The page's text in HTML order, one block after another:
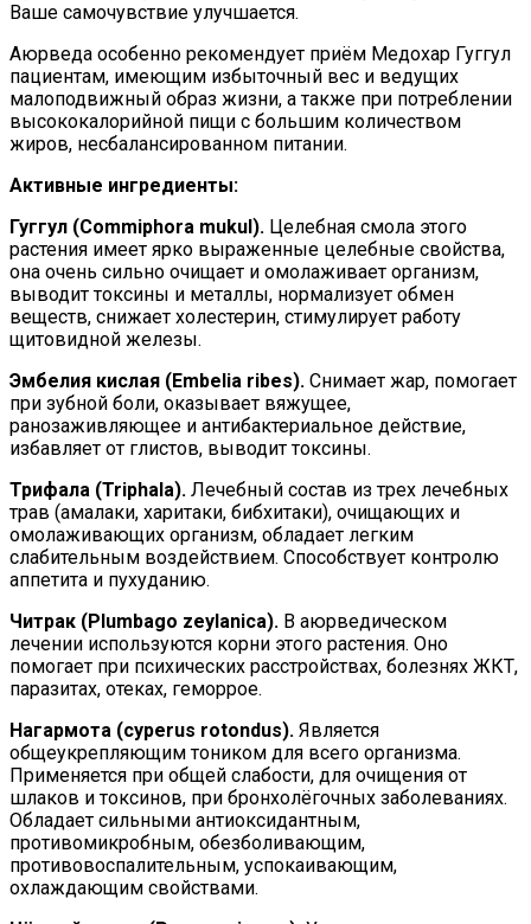
Ваше самочувствие улучшается.
Аюрведа особенно рекомендует приём Медохар Гуггул
пациентам, имеющим избыточный вес и ведущих
малоподвижный образ жизни, а также при потреблении
высококалорийной пищи с большим количеством
жиров, несбалансированном питании.
Активные ингредиенты:
Гуггул (Commiphora mukul). Целебная смола этого
растения имеет ярко выраженные целебные свойства,
она очень сильно очищает и омолаживает организм,
выводит токсины и металлы, нормализует обмен
веществ, снижает холестерин, стимулирует работу
щитовидной железы.
Эмбелия кислая (Embelia ribes). Снимает жар, помогает
при зубной боли, оказывает вяжущее,
ранозаживляющее и антибактериальное действие,
избавляет от глистов, выводит токсины.
Трифала (Triphala). Лечебный состав из трех лечебных
трав (амалаки, харитаки, бибхитаки), очищающих и
омолаживающих организм, обладает легким
слабительным воздействием. Способствует контролю
аппетита и пухуданию.
Читрак (Plumbago zeylanica). В аюрведическом
лечении используются корни этого растения. Оно
помогает при психических расстройствах, болезнях ЖКТ,
паразитах, отеках, геморрое.
Нагармота (cyperus rotondus). Является
общеукрепляющим тоником для всего организма.
Применяется при общей слабости, для очищения от
шлаков и токсинов, при бронхолёгочных заболеваниях.
Обладает сильными антиоксидантным,
противомикробным, обезболивающим,
противовоспалительным, успокаивающим,
охлаждающим свойствами.